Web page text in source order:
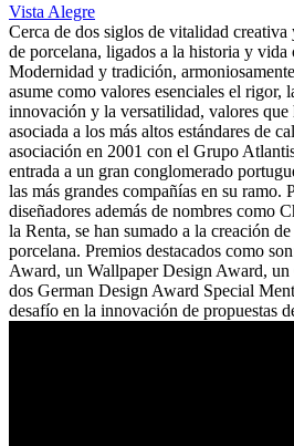
Vista Alegre
Cerca de dos siglos de vitalidad
de porcelana, ligados a la historia y vida
Modernidad y tradición,
asume como valores esenciales el rigor,
innovación y la versatilidad, valores que
asociada a los más altos estándares de
asociación en 2001 con el Grupo
entrada a un gran conglomerado
las más grandes compañías en su ramo.
diseñadores además de nombres como
la Renta, se han sumado a la creación
porcelana. Premios destacados como
Award, un Wallpaper Design Award,
dos German Design Award Special
desafío en la innovación de propuestas